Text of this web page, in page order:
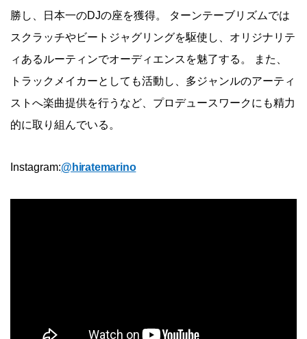
勝し、日本一のDJの座を獲得。 ターンテーブリズムでは
スクラッチやビートジャグリングを駆使し、オリジナリテ
ィあるルーティンでオーディエンスを魅了する。 また、
トラックメイカーとしても活動し、多ジャンルのアーティ
ストへ楽曲提供を行うなど、プロデュースワークにも精力
的に取り組んでいる。
Instagram:@hiratemarino